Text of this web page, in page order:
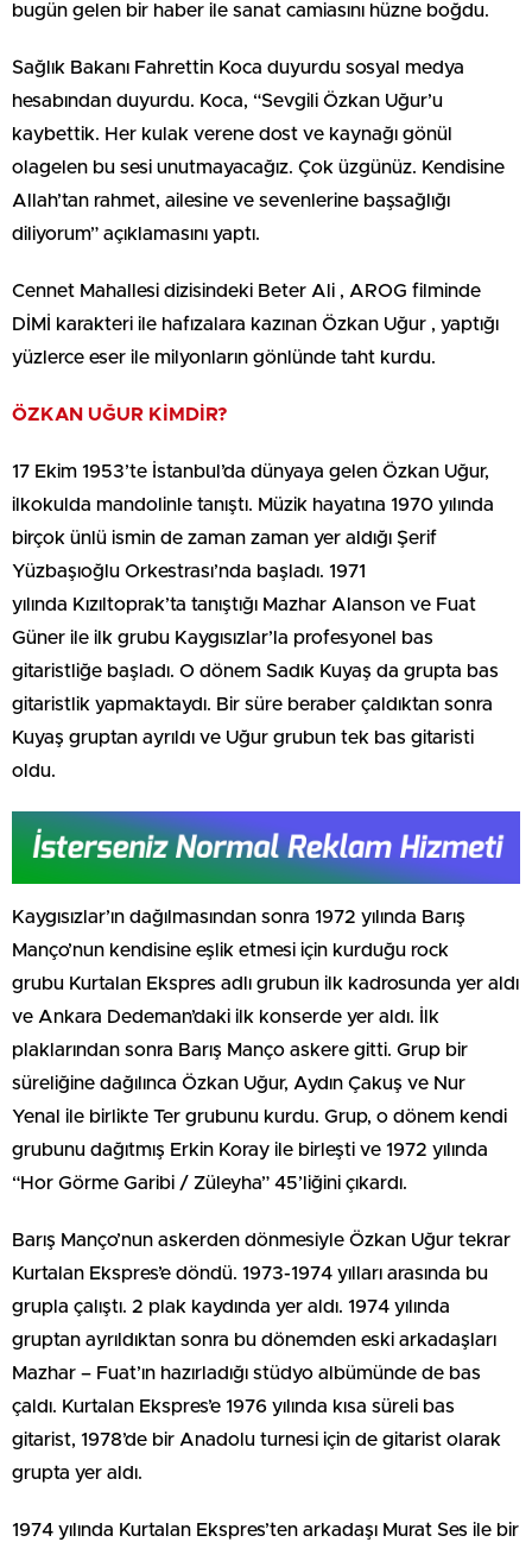
bugün gelen bir haber ile sanat camiasını hüzne boğdu.
Sağlık Bakanı Fahrettin Koca duyurdu sosyal medya
hesabından duyurdu. Koca, “Sevgili Özkan Uğur’u
kaybettik. Her kulak verene dost ve kaynağı gönül
olagelen bu sesi unutmayacağız. Çok üzgünüz. Kendisine
Allah’tan rahmet, ailesine ve sevenlerine başsağlığı
diliyorum” açıklamasını yaptı.
Cennet Mahallesi dizisindeki Beter Ali , AROG filminde
DİMİ karakteri ile hafızalara kazınan Özkan Uğur , yaptığı
yüzlerce eser ile milyonların gönlünde taht kurdu.
ÖZKAN UĞUR KİMDİR?
17 Ekim 1953’te İstanbul’da dünyaya gelen Özkan Uğur,
ilkokulda mandolinle tanıştı. Müzik hayatına 1970 yılında
birçok ünlü ismin de zaman zaman yer aldığı Şerif
Yüzbaşıoğlu Orkestrası’nda başladı. 1971
yılında Kızıltoprak’ta tanıştığı Mazhar Alanson ve Fuat
Güner ile ilk grubu Kaygısızlar’la profesyonel bas
gitaristliğe başladı. O dönem Sadık Kuyaş da grupta bas
gitaristlik yapmaktaydı. Bir süre beraber çaldıktan sonra
Kuyaş gruptan ayrıldı ve Uğur grubun tek bas gitaristi
oldu.
Kaygısızlar’ın dağılmasından sonra 1972 yılında Barış
Manço’nun kendisine eşlik etmesi için kurduğu rock
grubu Kurtalan Ekspres adlı grubun ilk kadrosunda yer aldı
ve Ankara Dedeman’daki ilk konserde yer aldı. İlk
plaklarından sonra Barış Manço askere gitti. Grup bir
süreliğine dağılınca Özkan Uğur, Aydın Çakuş ve Nur
Yenal ile birlikte Ter grubunu kurdu. Grup, o dönem kendi
grubunu dağıtmış Erkin Koray ile birleşti ve 1972 yılında
“Hor Görme Garibi / Züleyha” 45’liğini çıkardı.
Barış Manço’nun askerden dönmesiyle Özkan Uğur tekrar
Kurtalan Ekspres’e döndü. 1973-1974 yılları arasında bu
grupla çalıştı. 2 plak kaydında yer aldı. 1974 yılında
gruptan ayrıldıktan sonra bu dönemden eski arkadaşları
Mazhar – Fuat’ın hazırladığı stüdyo albümünde de bas
çaldı. Kurtalan Ekspres’e 1976 yılında kısa süreli bas
gitarist, 1978’de bir Anadolu turnesi için de gitarist olarak
grupta yer aldı.
1974 yılında Kurtalan Ekspres’ten arkadaşı Murat Ses ile bir